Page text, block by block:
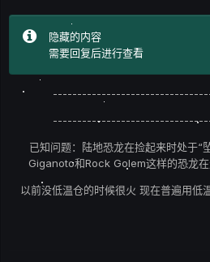
隐藏的内容
需要回复后进行查看
已知问题：陆地恐龙在捡起来时处于“
Giganoto和Rock Golem这样的恐龙在
以前没低温仓的时候很火 现在普遍用低